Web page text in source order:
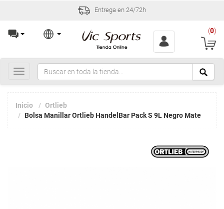
Entrega en 24/72h
(0)
Toggle
navigation
Inicio
Ortlieb
Bolsa Manillar Ortlieb HandelBar Pack S 9L Negro Mate